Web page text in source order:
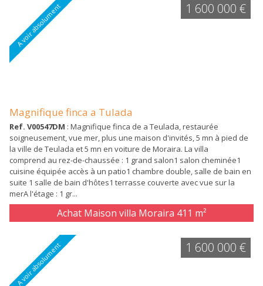
A voir absolument
Magnifique finca a Tulada
Ref. V00547DM : Magnifique finca de a Teulada, restaurée
soigneusement, vue mer, plus une maison d'invités, 5 mn à pied de
la ville de Teulada et 5 mn en voiture de Moraira. La villa
comprend au rez-de-chaussée : 1 grand salon1 salon cheminée1
cuisine équipée accès à un patio1 chambre double, salle de bain en
suite 1 salle de bain d'hôtes1 terrasse couverte avec vue sur la
merA l'étage : 1 gr...
Achat Maison villa Moraira 411 m²
1 600 000 €
A voir absolument 1 600 000 €